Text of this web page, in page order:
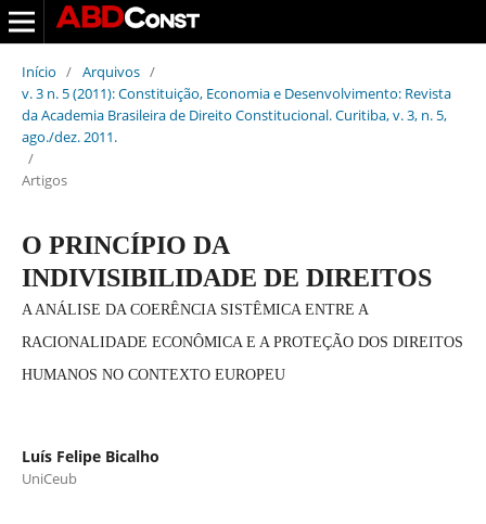
Início / Arquivos /
v. 3 n. 5 (2011): Constituição, Economia e Desenvolvimento: Revista
da Academia Brasileira de Direito Constitucional. Curitiba, v. 3, n. 5,
ago./dez. 2011.
/
Artigos
O PRINCÍPIO DA
INDIVISIBILIDADE DE DIREITOS
A ANÁLISE DA COERÊNCIA SISTÊMICA ENTRE A
RACIONALIDADE ECONÔMICA E A PROTEÇÃO DOS DIREITOS
HUMANOS NO CONTEXTO EUROPEU
Luís Felipe Bicalho
UniCeub